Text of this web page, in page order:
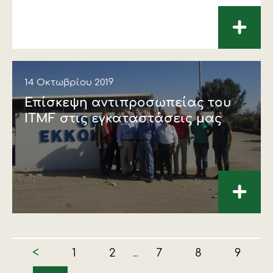
+
14 Οκτωβρίου 2019
Επίσκεψη αντιπροσωπείας του
ITMF στις εγκαταστάσεις μας
+
< 1 2 ... 7 8 9